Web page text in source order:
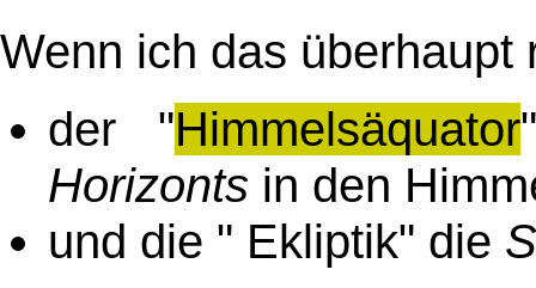
Wenn ich das überhaupt
der "Himmelsäquator
Horizonts in den
und die " Ekliptik" die